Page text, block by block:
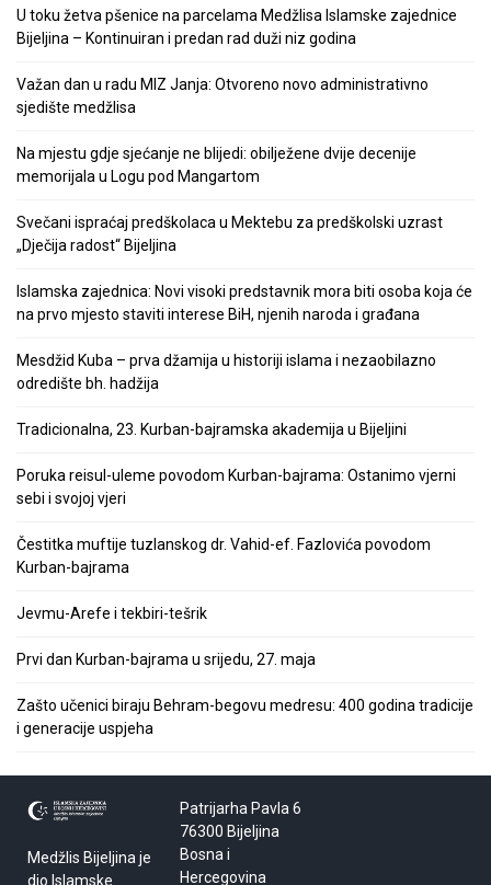
U toku žetva pšenice na parcelama Medžlisa Islamske zajednice
Bijeljina – Kontinuiran i predan rad duži niz godina
Važan dan u radu MIZ Janja: Otvoreno novo administrativno
sjedište medžlisa
Na mjestu gdje sjećanje ne blijedi: obilježene dvije decenije
memorijala u Logu pod Mangartom
Svečani ispraćaj predškolaca u Mektebu za predškolski uzrast
„Dječija radost“ Bijeljina
Islamska zajednica: Novi visoki predstavnik mora biti osoba koja će
na prvo mjesto staviti interese BiH, njenih naroda i građana
Mesdžid Kuba – prva džamija u historiji islama i nezaobilazno
odredište bh. hadžija
Tradicionalna, 23. Kurban-bajramska akademija u Bijeljini
Poruka reisul-uleme povodom Kurban-bajrama: Ostanimo vjerni
sebi i svojoj vjeri
Čestitka muftije tuzlanskog dr. Vahid-ef. Fazlovića povodom
Kurban-bajrama
Jevmu-Arefe i tekbiri-tešrik
Prvi dan Kurban-bajrama u srijedu, 27. maja
Zašto učenici biraju Behram-begovu medresu: 400 godina tradicije
i generacije uspjeha
Medžlis Bijeljina je
dio Islamske
Patrijarha Pavla 6
76300 Bijeljina
Bosna i
Hercegovina